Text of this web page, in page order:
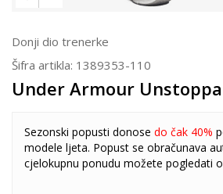
Donji dio trenerke
Šifra artikla: 1389353-110
Under Armour
Sezonski popusti donose do čak 40%
modele ljeta. Popust se obračunava
cjelokupnu ponudu možete pogledati